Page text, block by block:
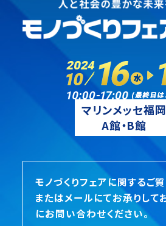
マリンメッセ福岡
A館・B館
モノづくりフェアに関するご
またはメールにてお承りして
にお問い合わせください。